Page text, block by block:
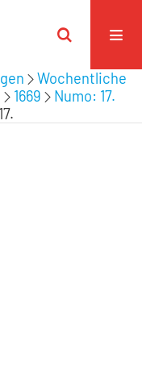
Wochentliche
1669
Numo: 17.